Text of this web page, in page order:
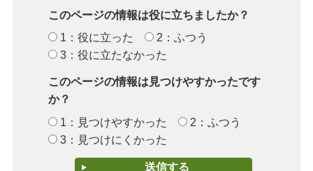
このページの情報は役に立ちましたか？
1：役に立った
2：ふつう
3：役に立たなかった
このページの情報は見つけやすかったです
か？
1：見つけやすかった
2：ふつう
3：見つけにくかった